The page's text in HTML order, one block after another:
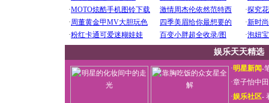
娱乐天天精选
·明星新闻-
·章子怡中
·娱乐社区-